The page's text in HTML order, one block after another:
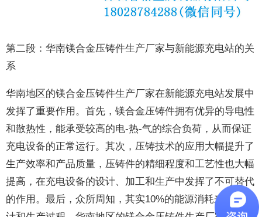
第二段：华南镁合金压铸件生产厂家与新能源充电站的关
系
华南地区的镁合金压铸件生产厂家在新能源充电站发展中
发挥了重要作用。首先，镁合金压铸件拥有优异的导电性
和散热性，能承受较高的电-热-气的综合负荷，从而保证
充电设备的正常运行。其次，压铸技术的应用大幅提升了
生产效率和产品质量，压铸件的精细程度和工艺性也大幅
提高，在充电设备的设计、加工和生产中发挥了不可替代
的作用。最后，众所周知，其实10%的能源消耗来自于设